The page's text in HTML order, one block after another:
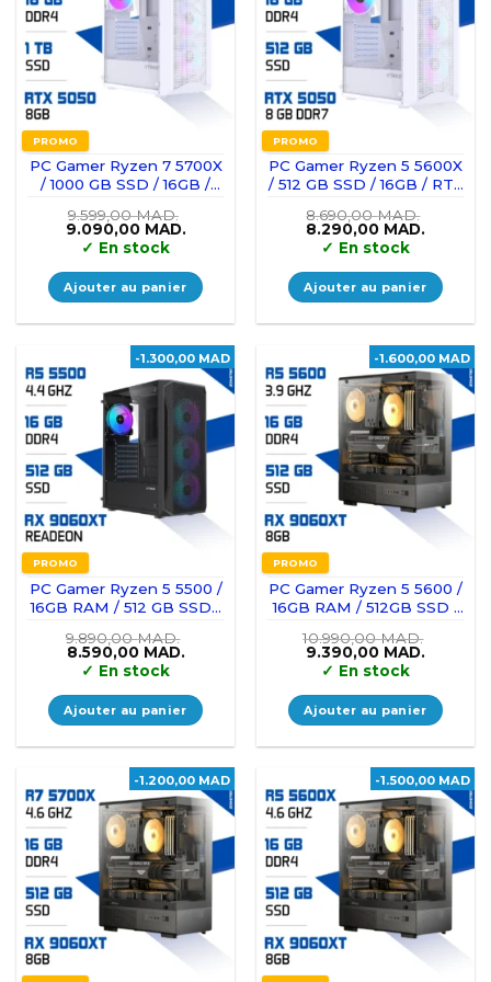
PROMO
PC Gamer Ryzen 7 5700X
/ 1000 GB SSD / 16GB /
9.599,00MAD.
Le
prix
initial
était :
9.599,00 MAD..
9.090,00 MAD.Le
est :
9.090,00 MAD..
✓ En stock
Ajouter au panier
PROMO
PC Gamer Ryzen 5 5600X
/ 512 GB SSD / 16GB / RTX
8.690,00MAD.
Le
prix
initial
était :
8.690,00 MAD..
8.290,00 MAD.Le
est :
✓ En stock
Ajouter au panier
-1.300,00 MAD
PROMO
PC Gamer Ryzen 5 5500 /
16GB RAM / 512 GB SSD /
9.890,00MAD.
Le
prix
initial
était :
9.890,00 MAD..
8.590,00 MAD.Le
est :
8.590,00 MAD..
✓ En stock
Ajouter au panier
-1.600,00 MAD
PROMO
PC Gamer Ryzen 5 5600 /
16GB RAM / 512GB SSD /
10.990,00MAD.
Le
prix
initial
était :
10.990,00 MAD..
9.390,00 MAD.
est :
✓ En stock
Ajouter au panier
-1.200,00 MAD -1.500,00 MAD